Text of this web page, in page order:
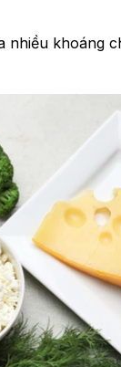
nhiều khoáng